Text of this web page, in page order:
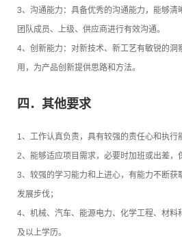
3、沟通能力：具备优秀的沟通能力，能够清
团队成员、上级、供应商进行有效沟通。
4、创新能力：对新技术、新工艺有敏锐的洞
用，为产品创新提供思路和方法。
四．其他要求
1、工作认真负责，具有较强的责任心和执行
2、能够适应项目需求，必要时加班或出差，
3、较强的学习能力和上进心，有能力不断获
发展步伐；
4、机械、汽车、能源电力、化学工程、材料
及以上学历。